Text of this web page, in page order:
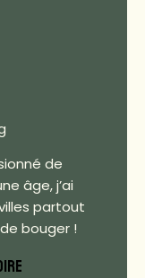
de
âge, j’ai
partout
bouger !